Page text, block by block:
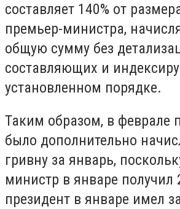
составляет 140% от
премьер-министра,
общую сумму без
составляющих и
установленном порядке.
Таким образом, в феврале
было дополнительно
гривну за январь,
министр в январе получил
президент в январе имел